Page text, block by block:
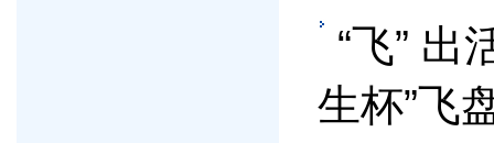
“飞”
生杯”飞